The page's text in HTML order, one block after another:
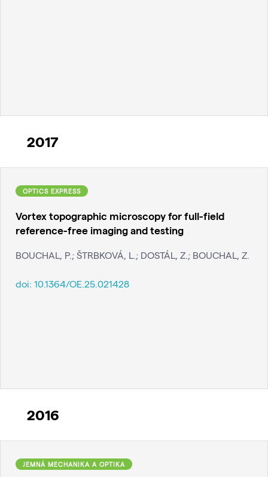
2017
OPTICS EXPRESS
Vortex topographic microscopy for full-field
reference-free imaging and testing
BOUCHAL, P.; ŠTRBKOVÁ, L.; DOSTÁL, Z.; BOUCHAL, Z.
doi: 10.1364/OE.25.021428
2016
JEMNÁ MECHANIKA A OPTIKA